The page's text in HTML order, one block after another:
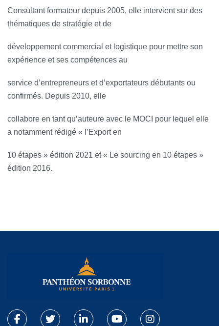
Consultant formateur depuis 2005, elle intervient sur des
thématiques de stratégie et de
développement commercial et logistique pour mettre son
expérience et ses compétences au
service d’entrepreneurs et d’exportateurs débutants ou
confirmés. Depuis 2010, elle
collabore en tant qu’auteure avec le MOCI pour lequel elle
a notamment rédigé « l’Export en
10 étapes » édition 2021 et « Le sourcing en 10 étapes »
édition 2016.